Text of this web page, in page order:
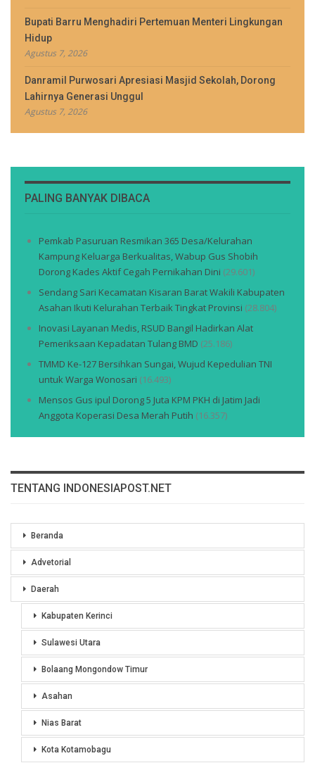
Bupati Barru Menghadiri Pertemuan Menteri Lingkungan
Hidup
Agustus 7, 2026
Danramil Purwosari Apresiasi Masjid Sekolah, Dorong
Lahirnya Generasi Unggul
Agustus 7, 2026
PALING BANYAK DIBACA
Pemkab Pasuruan Resmikan 365 Desa/Kelurahan
Kampung Keluarga Berkualitas, Wabup Gus Shobih
Dorong Kades Aktif Cegah Pernikahan Dini (29.601)
Sendang Sari Kecamatan Kisaran Barat Wakili Kabupaten
Asahan Ikuti Kelurahan Terbaik Tingkat Provinsi (28.804)
Inovasi Layanan Medis, RSUD Bangil Hadirkan Alat
Pemeriksaan Kepadatan Tulang BMD (25.186)
TMMD Ke-127 Bersihkan Sungai, Wujud Kepedulian TNI
untuk Warga Wonosari (16.493)
Mensos Gus ipul Dorong 5 Juta KPM PKH di Jatim Jadi
Anggota Koperasi Desa Merah Putih (16.357)
TENTANG INDONESIAPOST.NET
Beranda
Advetorial
Daerah
Kabupaten Kerinci
Sulawesi Utara
Bolaang Mongondow Timur
Asahan
Nias Barat
Kota Kotamobagu